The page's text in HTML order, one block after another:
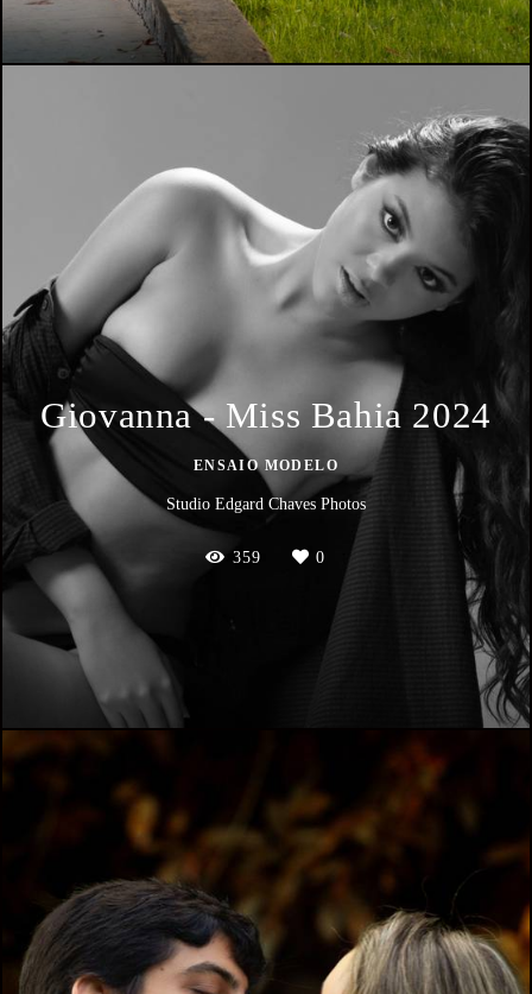
Giovanna - Miss Bahia 2024
ENSAIO MODELO
Studio Edgard Chaves Photos
359 0